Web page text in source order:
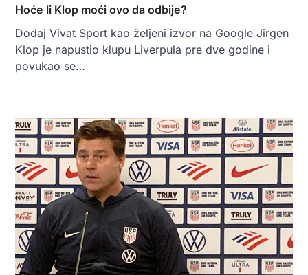
Hoće li Klop moći ovo da odbije?
Dodaj Vivat Sport kao željeni izvor na Google Jirgen
Klop je napustio klupu Liverpula pre dve godine i
povukao se…